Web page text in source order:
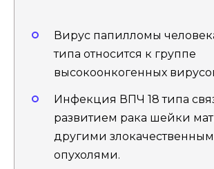
Вирус папилломы
типа относится к группе
высокоонкогенных
Инфекция ВПЧ 18 типа
развитием рака шейки
другими
опухолями.